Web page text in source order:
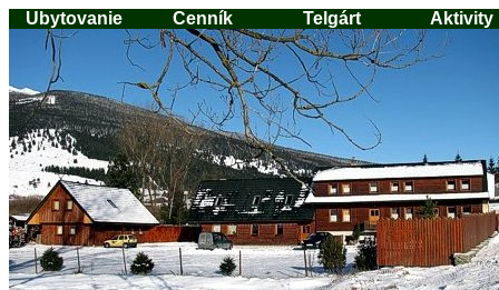
Ubytovanie Cenník Telgárt Aktivity